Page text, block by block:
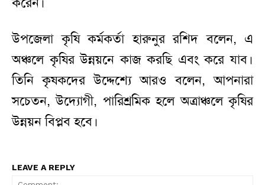
উপজেলা কৃষি কর্মকর্তা হারুনুর রশিদ বলেন, এ
অঞ্চলে কৃষির উন্নয়নে কাজ করছি এবং করে যাব।
তিনি কৃষকদের উদ্দেশ্যে আরও বলেন, আপনারা
সচেতন, উদ্যোগী, পারিশ্রমিক হলে অত্রাঞ্চলে কৃষির
উন্নয়ন বিপ্লব হবে।
LEAVE A REPLY